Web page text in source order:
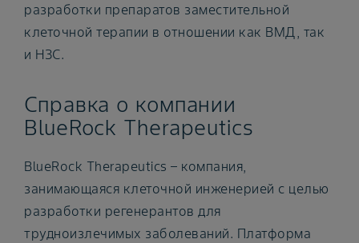
разработки препаратов заместительной
клеточной терапии в отношении как ВМД, так
и НЗС.
Справка о компании
BlueRock Therapeutics
BlueRock Therapeutics – компания,
занимающаяся клеточной инженерией с целью
разработки регенерантов для
трудноизлечимых заболеваний. Платформа